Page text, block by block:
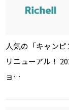
人気の「キャン
リニューアル！
ョ…